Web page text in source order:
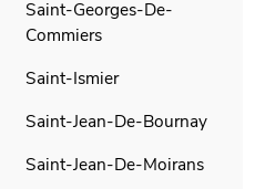
Saint-Georges-De-
Commiers
Saint-Ismier
Saint-Jean-De-Bournay
Saint-Jean-De-Moirans